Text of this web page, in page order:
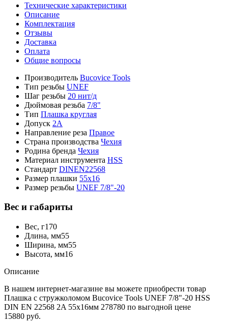
Технические характеристики
Описание
Комплектация
Отзывы
Доставка
Оплата
Общие вопросы
Производитель Bucovice Tools
Тип резьбы UNEF
Шаг резьбы 20 нит/д
Дюймовая резьба 7/8"
Тип Плашка круглая
Допуск 2A
Направление реза Правое
Страна производства Чехия
Родина бренда Чехия
Материал инструмента HSS
Стандарт DINEN22568
Размер плашки 55x16
Размер резьбы UNEF 7/8"-20
Вес и габариты
Вес, г170
Длина, мм55
Ширина, мм55
Высота, мм16
Описание
В нашем интернет-магазине вы можете приобрести товар
Плашка с стружколомом Bucovice Tools UNEF 7/8"-20 HSS
DIN EN 22568 2A 55x16мм 278780 по выгодной цене
15880 руб.